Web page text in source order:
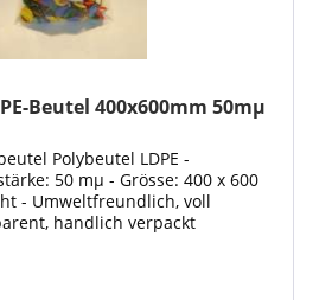
Beutel 400x600mm 50mµ
Polybeutel LDPE -
50 mµ - Grösse: 400 x 600
- Umweltfreundlich, voll
handlich verpackt